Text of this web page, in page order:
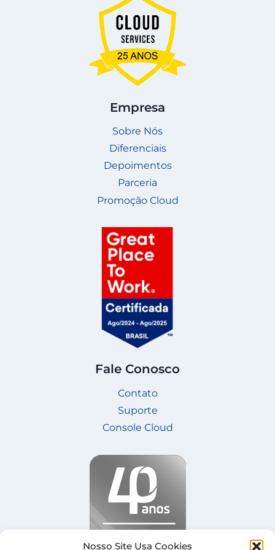
Nosso Site Usa Cookies
Empresa
Sobre Nós
Diferenciais
Depoimentos
Parceria
Promoção Cloud
Fale Conosco
Contato
Suporte
Console Cloud